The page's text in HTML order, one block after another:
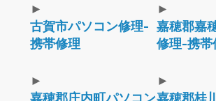
►
古賀市パソコン修理-
携帯修理
►
嘉穂郡嘉
修理-携帯
►
►